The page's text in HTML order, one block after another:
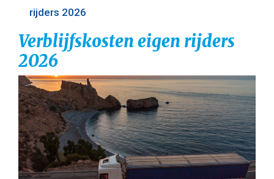
rijders 2026
Verblijfskosten eigen rijders
2026